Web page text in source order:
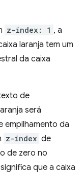
z-index: 1 , a
laranja tem um
da caixa
de
será
empilhamento da
z-index de
de zero no
que a caixa